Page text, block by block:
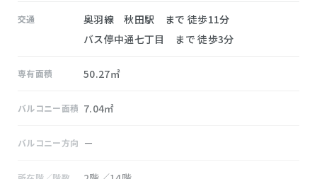
交通
奥羽線 秋田駅 まで 徒歩11分
バス停中通七丁目 まで 徒歩3分
専有面積 50.27㎡
バルコニー面積 7.04㎡
バルコニー方向 －